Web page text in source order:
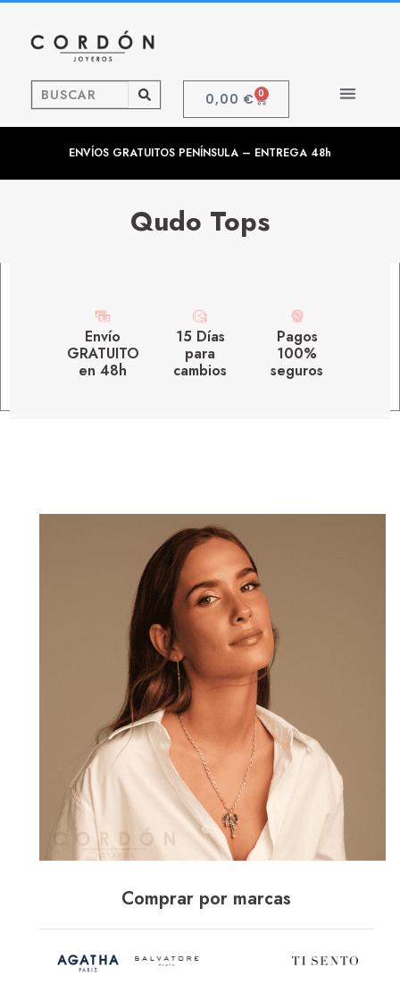
0,00 € 0
ENVÍOS GRATUITOS PENÍNSULA – ENTREGA 48h
Qudo Tops
Envío
GRATUITO
en 48h
15 Días
para
cambios
Pagos
100%
seguros
Comprar por marcas